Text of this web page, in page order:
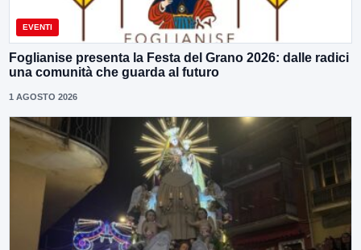
EVENTI
Foglianise presenta la Festa del Grano 2026: dalle radici
una comunità che guarda al futuro
1 AGOSTO 2026